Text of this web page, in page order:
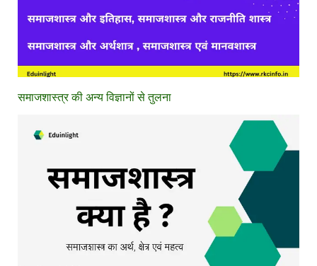
समाजशास्त्र की अन्य विज्ञानों से तुलना